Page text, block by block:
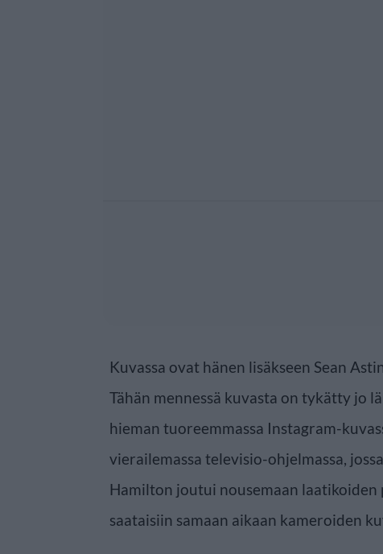
Kuvassa ovat hänen lisäkseen Sean
Tähän mennessä kuvasta on tykätty jo
hieman tuoreemmassa Instagram-
vierailemassa televisio-ohjelmassa,
Hamilton joutui nousemaan laatikoiden
saataisiin samaan aikaan kameroiden